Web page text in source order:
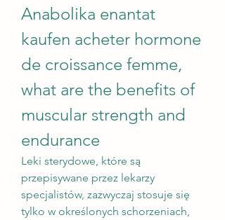
Anabolika enantat
kaufen acheter hormone
de croissance femme,
what are the benefits of
muscular strength and
endurance
Leki sterydowe, które są
przepisywane przez lekarzy
specjalistów, zazwyczaj stosuje się
tylko w określonych schorzeniach,